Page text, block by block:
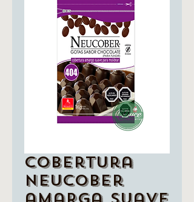
Cobertura
Neucober